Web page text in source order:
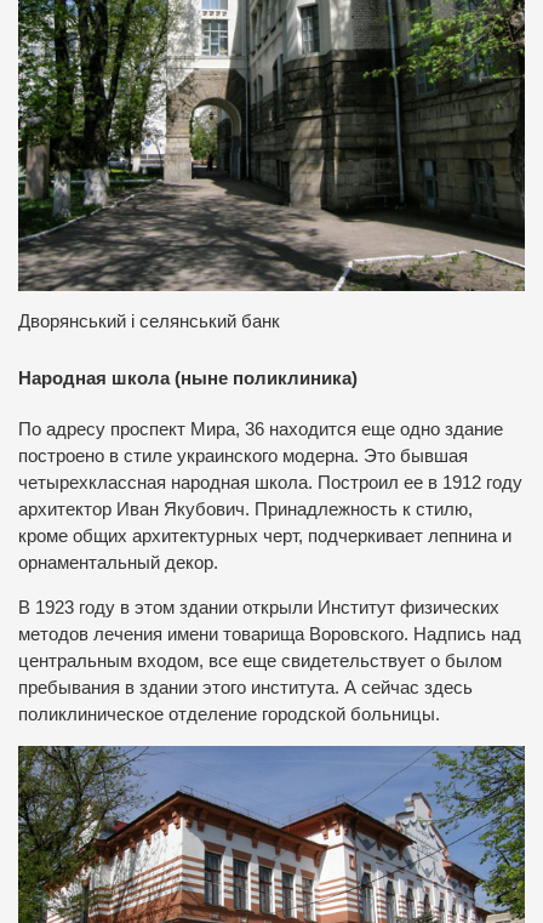
Дворянський і селянський банк
Народная школа (ныне поликлиника)
По адресу проспект Мира, 36 находится еще одно здание
построено в стиле украинского модерна. Это бывшая
четырехклассная народная школа. Построил ее в 1912 году
архитектор Иван Якубович. Принадлежность к стилю,
кроме общих архитектурных черт, подчеркивает лепнина и
орнаментальный декор.
В 1923 году в этом здании открыли Институт физических
методов лечения имени товарища Воровского. Надпись над
центральным входом, все еще свидетельствует о былом
пребывания в здании этого института. А сейчас здесь
поликлиническое отделение городской больницы.